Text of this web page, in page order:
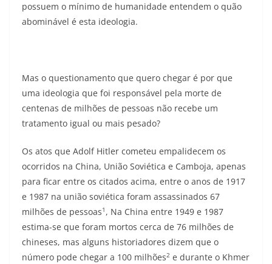
possuem o mínimo de humanidade entendem o quão
abominável é esta ideologia.
Mas o questionamento que quero chegar é por que
uma ideologia que foi responsável pela morte de
centenas de milhões de pessoas não recebe um
tratamento igual ou mais pesado?
Os atos que Adolf Hitler cometeu empalidecem os
ocorridos na China, União Soviética e Camboja, apenas
para ficar entre os citados acima, entre o anos de 1917
e 1987 na união soviética foram assassinados 67
milhões de pessoas1 , Na China entre 1949 e 1987
estima-se que foram mortos cerca de 76 milhões de
chineses, mas alguns historiadores dizem que o
número pode chegar a 100 milhões2 e durante o Khmer